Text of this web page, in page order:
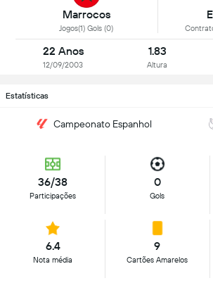
Marrocos
Jogos(1) Gols (0)
22 Anos
12/09/2003
1.83
Altura
Estatísticas
Campeonato Espanhol
36/38
Participações
0
Gols
6.4
Nota média
9
Cartões Amarelos